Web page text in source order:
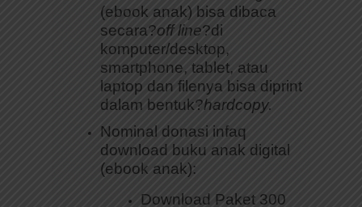
(ebook anak) bisa dibaca
secara?off line?di
komputer/desktop,
smartphone, tablet, atau
laptop dan filenya bisa diprint
dalam bentuk?hardcopy.
Nominal donasi infaq
download buku anak digital
(ebook anak):
Download Paket 300